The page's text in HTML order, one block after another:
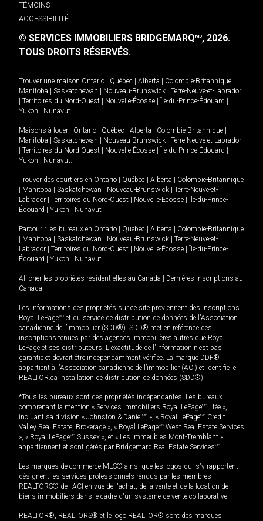
TÉMOINS
ACCESSIBILITÉ
© SERVICES IMMOBILIERS BRIDGEMARQMD, 2026.
TOUS DROITS RÉSERVÉS.
Trouver une maison Ontario Québec Alberta Colombie-Britannique
Manitoba
Saskatchewan Nouveau-Brunswick
Terre-Neuve-et-Labrador
Territoires du Nord-Ouest Nouvelle-Écosse Île-du-Prince-Édouard
Yukon
Nunavut.
Maisons à louer - Ontario Québec Alberta Colombie-Britannique
Manitoba
Saskatchewan Nouveau-Brunswick
Terre-Neuve-et-Labrador
Territoires du Nord-Ouest Nouvelle-Écosse Île-du-Prince-Édouard
Yukon
Nunavut.
Trouver des courtiers en Ontario Québec Alberta
Colombie-Britannique
Manitoba Saskatchewan Nouveau-Brunswick
Terre-Neuve-et-
Labrador
Territoires du Nord-Ouest Nouvelle-Écosse
Île-du-Prince-
Édouard
Yukon Nunavut
Parcourir les bureaux en Ontario Québec Alberta
Colombie-Britannique
Manitoba Saskatchewan Nouveau-Brunswick
Terre-Neuve-et-
Labrador
Territoires du Nord-Ouest Nouvelle-Écosse
Île-du-Prince-
Édouard
Yukon Nunavut
Afficher les propriétés résidentielles au Canada
Dernières inscriptions au
Canada
Les informations des propriétés sur ce site proviennent des inscriptions
Royal LePageMD et du service de distribution de données de l'Association
canadienne de l’immobilier (SDD®). SDD® met en référence des
inscriptions tenues par des agences immobilières autres que Royal
LePage et ses distributeurs. L'exactitude de l'information n'est pas
garantie et devrait être indépendamment vérifiée. La marque DDF®
appartient à l'Association canadienne de l’immobilier (ACI) et identifie le
REALTOR.ca Installation de distribution de données (SDD®).
*Tous les bureaux sont des propriétés indépendantes. Les bureaux
comprenant la mention « Services immobiliers Royal LePageMD Ltée »,
incluant sa division « Johnston & Daniel MD », « Royal LePageMD Credit
Valley Real Estate, Brokerage », « Royal LePageMD West Real Estate Services
», « Royal LePageMD Sussex », et « Les immeubles Mont-Tremblant »
appartiennent et sont gérés par Bridgemarq Real Estate ServicesMD.
Les marques de commerce MLS® ainsi que les logos qui s'y rapportent
désignent les services professionnels rendus par les membres
REALTORS® de l'ACI en vue de l'achat, de la vente et de la location de
biens immobiliers dans le cadre d'un système de vente collaborative.
REALTOR®, REALTORS® et le logo REALTOR® sont des marques